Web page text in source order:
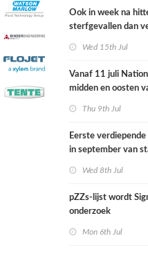
Ook in week na
sterfgevallen dan
Wed 15th Jul
Vanaf 11 juli
midden en oosten
Thu 9th Jul
Eerste
in september van
Wed 8th Jul
pZZs-lijst wordt
onderzoek
Mon 6th Jul